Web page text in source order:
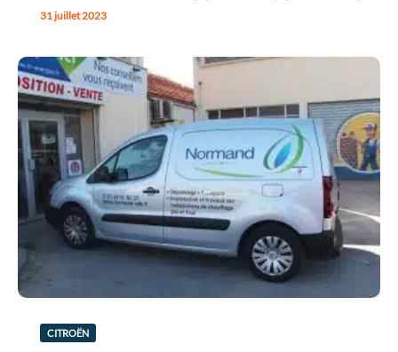
31 juillet 2023
CITROËN